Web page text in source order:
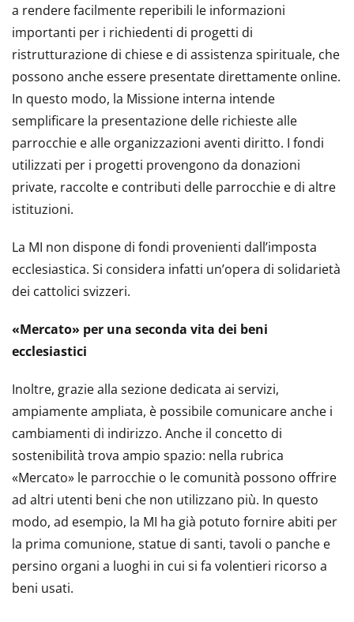
a rendere facilmente reperibili le informazioni
importanti per i richiedenti di progetti di
ristrutturazione di chiese e di assistenza spirituale, che
possono anche essere presentate direttamente online.
In questo modo, la Missione interna intende
semplificare la presentazione delle richieste alle
parrocchie e alle organizzazioni aventi diritto. I fondi
utilizzati per i progetti provengono da donazioni
private, raccolte e contributi delle parrocchie e di altre
istituzioni.
La MI non dispone di fondi provenienti dall’imposta
ecclesiastica. Si considera infatti un’opera di solidarietà
dei cattolici svizzeri.
«Mercato» per una seconda vita dei beni
ecclesiastici
Inoltre, grazie alla sezione dedicata ai servizi,
ampiamente ampliata, è possibile comunicare anche i
cambiamenti di indirizzo. Anche il concetto di
sostenibilità trova ampio spazio: nella rubrica
«Mercato» le parrocchie o le comunità possono offrire
ad altri utenti beni che non utilizzano più. In questo
modo, ad esempio, la MI ha già potuto fornire abiti per
la prima comunione, statue di santi, tavoli o panche e
persino organi a luoghi in cui si fa volentieri ricorso a
beni usati.